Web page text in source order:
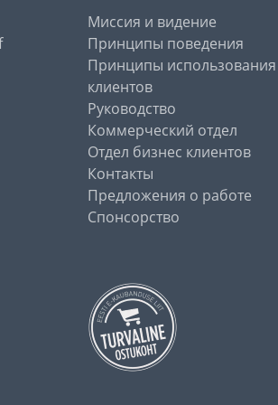
Миссия и видение
Принципы поведения
Принципы
клиентов
Руководство
Коммерческий отдел
Отдел бизнес клиентов
Контакты
Предложения о работе
Спонсорство